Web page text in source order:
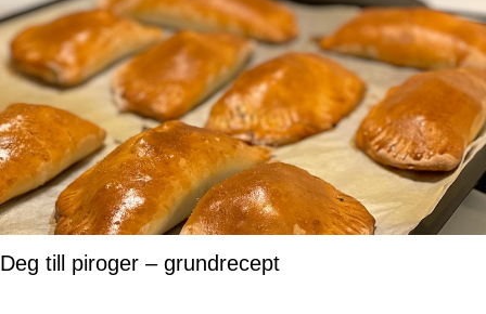
Deg till piroger – grundrecept